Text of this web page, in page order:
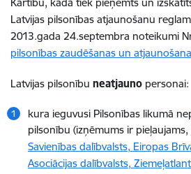
Latvijas pilsonības atjaunošanu
2013.gada 24.septembra noteikumi
pilsonības zaudēšanas un
Latvijas pilsonību neatjauno personai:
kura ieguvusi Pilsonības likumā
pilsonību (izņēmums ir
Savienības dalībvalsts, Eiropas
Asociācijas dalībvalsts,